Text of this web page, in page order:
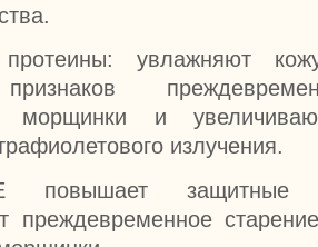
увлажняют
морщинки и
излучения.
повышает защитные
преждевременное